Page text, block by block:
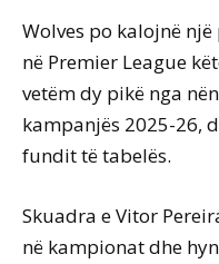
Wolves po kalojnë
në Premier League
vetëm dy pikë nga
kampanjës 2025-26,
fundit të tabelës.
Skuadra e Vitor
në kampionat dhe